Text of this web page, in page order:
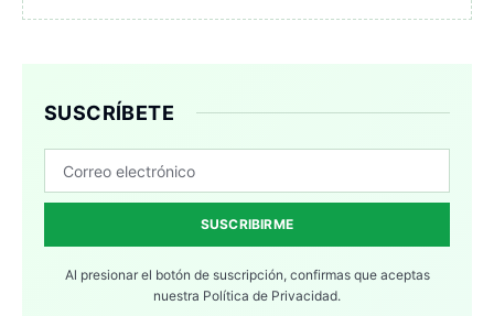
SUSCRÍBETE
SUSCRIBIRME
Al presionar el botón de suscripción, confirmas que aceptas
nuestra Política de Privacidad.